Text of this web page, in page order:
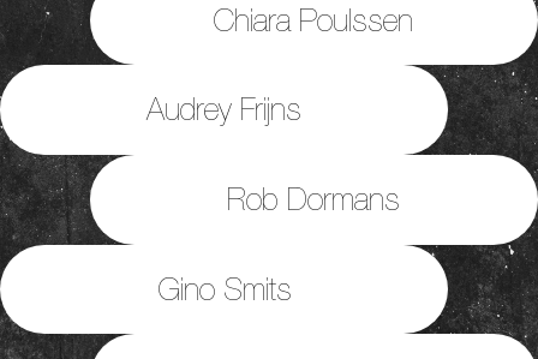
Chiara Poulssen
Audrey Frijns
Rob Dormans
Gino Smits